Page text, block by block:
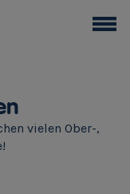
vielen Ober-,